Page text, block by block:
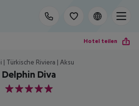
Hotel teilen
| Türkische Riviera | Aksu
Delphin Diva
5